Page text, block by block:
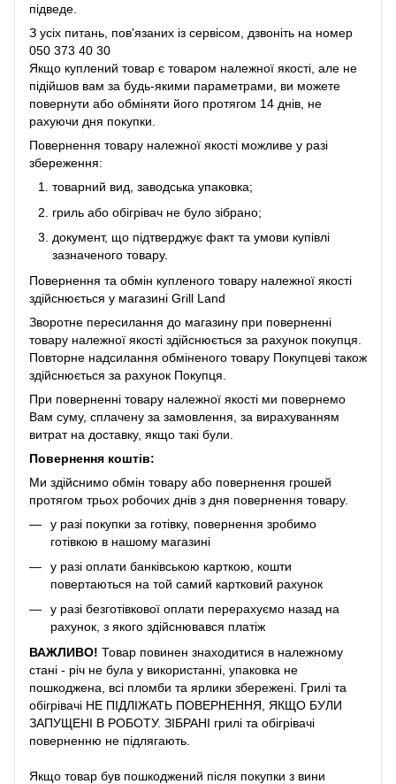
підведе.
З усіх питань, пов'язаних із сервісом, дзвоніть на номер
050 373 40 30
Якщо куплений товар є товаром належної якості, але не
підійшов вам за будь-якими параметрами, ви можете
повернути або обміняти його протягом 14 днів, не
рахуючи дня покупки.
Повернення товару належної якості можливе у разі
збереження:
товарний вид, заводська упаковка;
гриль або обігрівач не було зібрано;
документ, що підтверджує факт та умови купівлі
зазначеного товару.
Повернення та обмін купленого товару належної якості
здійснюється у магазині Grill Land
Зворотне пересилання до магазину при поверненні
товару належної якості здійснюється за рахунок покупця.
Повторне надсилання обміненого товару Покупцеві також
здійснюється за рахунок Покупця.
При поверненні товару належної якості ми повернемо
Вам суму, сплачену за замовлення, за вирахуванням
витрат на доставку, якщо такі були.
Повернення коштів:
Ми здійснимо обмін товару або повернення грошей
протягом трьох робочих днів з дня повернення товару.
у разі покупки за готівку, повернення зробимо
готівкою в нашому магазині
у разі оплати банківською карткою, кошти
повертаються на той самий картковий рахунок
у разі безготівкової оплати перерахуємо назад на
рахунок, з якого здійснювався платіж
ВАЖЛИВО! Товар повинен знаходитися в належному
стані - річ не була у використанні, упаковка не
пошкоджена, всі пломби та ярлики збережені. Грилі та
обігрівачі НЕ ПІДЛІЖАТЬ ПОВЕРНЕННЯ, ЯКЩО БУЛИ
ЗАПУЩЕНІ В РОБОТУ. ЗІБРАНІ грилі та обігрівачі
поверненню не підлягають.
Якщо товар був пошкоджений після покупки з вини